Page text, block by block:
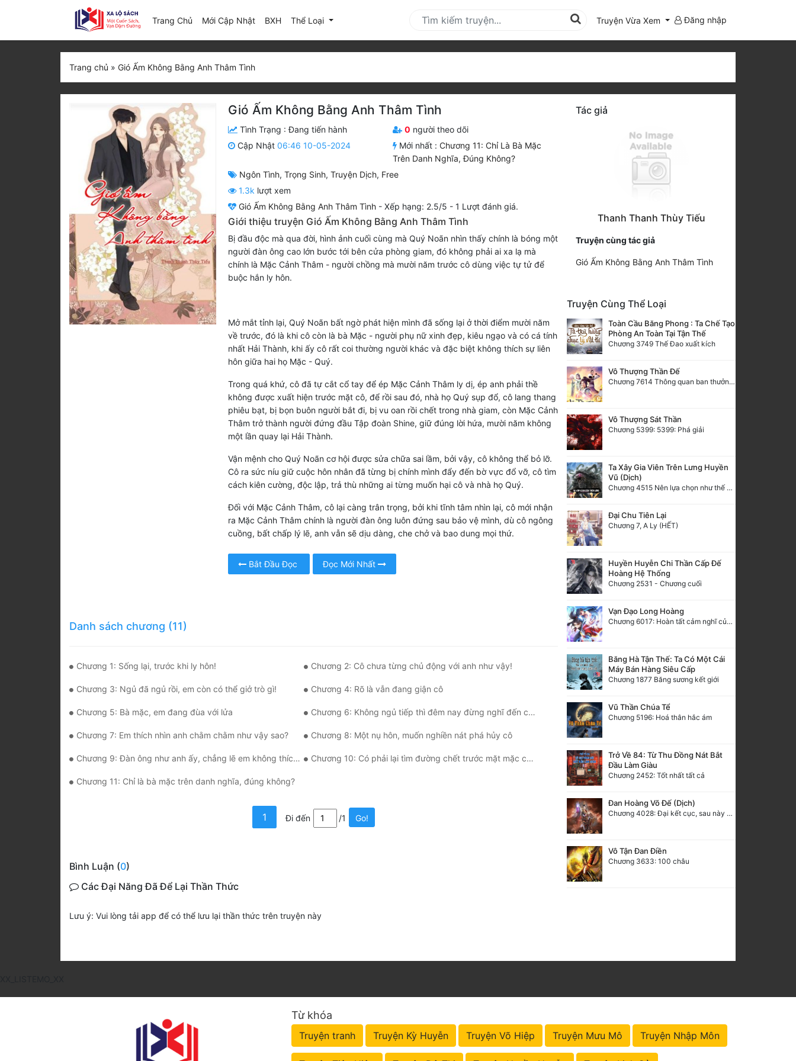
Trang Chủ Mới Cập Nhật(current)
BXH Thể Loại Truyện Vừa Xem Đăng nhập
Trang chủ » Gió Ấm Không Bằng Anh Thâm Tình
Gió Ấm Không Bằng Anh Thâm Tình
Tình Trạng :Đang tiến hành 0 người theo dõi
Cập Nhật 06:46 10-05-2024 Mới nhất :Chương 11: Chỉ Là Bà Mặc
Trên Danh Nghĩa, Đúng Không?
Ngôn Tình, Trọng Sinh, Truyện Dịch, Free
1.3k lượt xem
Gió Ấm Không Bằng Anh Thâm Tình - Xếp hạng: 2.5/5 - 1 Lượt đánh giá.
Giới thiệu truyện Gió Ấm Không Bằng Anh Thâm Tình
Bị đầu độc mà qua đời, hình ảnh cuối cùng mà Quý Noãn nhìn thấy chính là bóng một
người đàn ông cao lớn bước tới bên cửa phòng giam, đó không phải ai xa lạ mà
chính là Mặc Cảnh Thâm - người chồng mà mười năm trước cô dùng việc tự tử để
buộc hắn ly hôn.
Mở mắt tỉnh lại, Quý Noãn bất ngờ phát hiện mình đã sống lại ở thời điểm mười năm
về trước, đó là khi cô còn là bà Mặc - người phụ nữ xinh đẹp, kiêu ngạo và có cá tính
nhất Hải Thành, khi ấy cô rất coi thường người khác và đặc biệt không thích sự liên
hôn giữa hai họ Mặc - Quý.
Trong quá khứ, cô đã tự cắt cổ tay để ép Mặc Cảnh Thâm ly dị, ép anh phải thề
không được xuất hiện trước mặt cô, để rồi sau đó, nhà họ Quý sụp đổ, cô lang thang
phiêu bạt, bị bọn buôn người bắt đi, bị vu oan rồi chết trong nhà giam, còn Mặc Cảnh
Thâm trở thành người đứng đầu Tập đoàn Shine, giữ đúng lời hứa, mười năm không
một lần quay lại Hải Thành.
Vận mệnh cho Quý Noãn cơ hội được sửa chữa sai lầm, bởi vậy, cô không thể bỏ lỡ.
Cô ra sức níu giữ cuộc hôn nhân đã từng bị chính mình đẩy đến bờ vực đổ vỡ, cô tìm
cách kiên cường, độc lập, trả thù những ai từng muốn hại cô và nhà họ Quý.
Đối với Mặc Cảnh Thâm, cô lại càng trân trọng, bởi khi tĩnh tâm nhìn lại, cô mới nhận
ra Mặc Cảnh Thâm chính là người đàn ông luôn đứng sau bảo vệ mình, dù cô ngông
cuồng, bất chấp lý lẽ, anh vẫn sẽ dịu dàng, che chở và bao dung mọi thứ.
Bắt Đầu Đọc Đọc Mới Nhất
Danh sách chương (11)
Chương 1: Sống lại, trước khi ly hôn! Chương 2: Cô chưa từng chủ động với anh như vậy!
Chương 3: Ngủ đã ngủ rồi, em còn có thể giở trò gì! Chương 4: Rõ là vẫn đang giận cô
Chương 5: Bà mặc, em đang đùa với lửa Chương 6: Không ngủ tiếp thì đêm nay đừng nghĩ đến chuyện ngủ!
Chương 7: Em thích nhìn anh chằm chằm như vậy sao? Chương 8: Một nụ hôn, muốn nghiền nát phá hủy cô
Chương 9: Đàn ông như anh ấy, chẳng lẽ em không thích? Chương 10: Có phải lại tìm đường chết trước mặt mặc cảnh thâm không hả?
Chương 11: Chỉ là bà mặc trên danh nghĩa, đúng không?
1 Đi đến /1 Go!
Bình Luận (0)
Các Đại Năng Đã Để Lại Thần Thức
Lưu ý: Vui lòng tải app để có thể lưu lại thần thức trên truyện này
Tác giả
Thanh Thanh Thùy Tiếu
Truyện cùng tác giả
Gió Ấm Không Bằng Anh Thâm Tình
Truyện Cùng Thể Loại
Toàn Cầu Băng Phong : Ta Chế Tạo
Phòng An Toàn Tại Tận Thế
Chương 3749 Thế Đao xuất kích
Vô Thượng Thần Đế
Chương 7614 Thông quan ban thưởng, Ngục Hải Yên Thần Quang
Vô Thượng Sát Thần
Chương 5399: 5399: Phá giải
Ta Xây Gia Viên Trên Lưng Huyền
Vũ (Dịch)
Chương 4515 Nên lựa chọn như thế nào?
Đại Chu Tiên Lại
Chương 7, A Ly (HẾT)
Huyền Huyễn Chi Thần Cấp Đế
Hoàng Hệ Thống
Chương 2531 - Chương cuối
Vạn Đạo Long Hoàng
Chương 6017: Hoàn tất cảm nghĩ của tác giả
Băng Hà Tận Thế: Ta Có Một Cái
Máy Bán Hàng Siêu Cấp
Chương 1877 Băng sương kết giới
Vũ Thần Chúa Tể
Chương 5196: Hoá thân hắc ám
Trở Về 84: Từ Thu Đồng Nát Bắt
Đầu Làm Giàu
Chương 2452: Tốt nhất tất cả
Đan Hoàng Võ Đế (Dịch)
Chương 4028: Đại kết cục, sau này không gặp lại (2)
Vô Tận Đan Điền
Chương 3633: 100 châu
Từ khóa
Truyện tranh Truyện Kỳ Huyễn Truyện Võ Hiệp Truyện Mưu Mô Truyện Nhập Môn